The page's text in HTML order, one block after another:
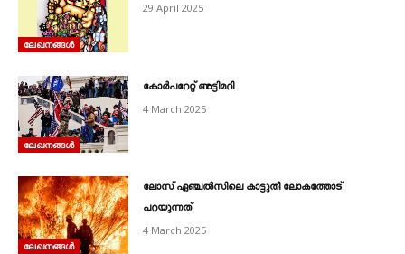
ലേഖനങ്ങൾ
29 April 2025
ലേഖനങ്ങൾ
കോർപറേറ്റ് അട്ടിമറി
4 March 2025
ലേഖനങ്ങൾ
ലോസ് ഏഞ്ചൽസിലെ കാട്ടുതീ ലോകത്തോട്
പറയുന്നത്
4 March 2025